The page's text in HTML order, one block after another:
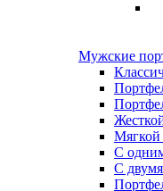
Мужские
С
С